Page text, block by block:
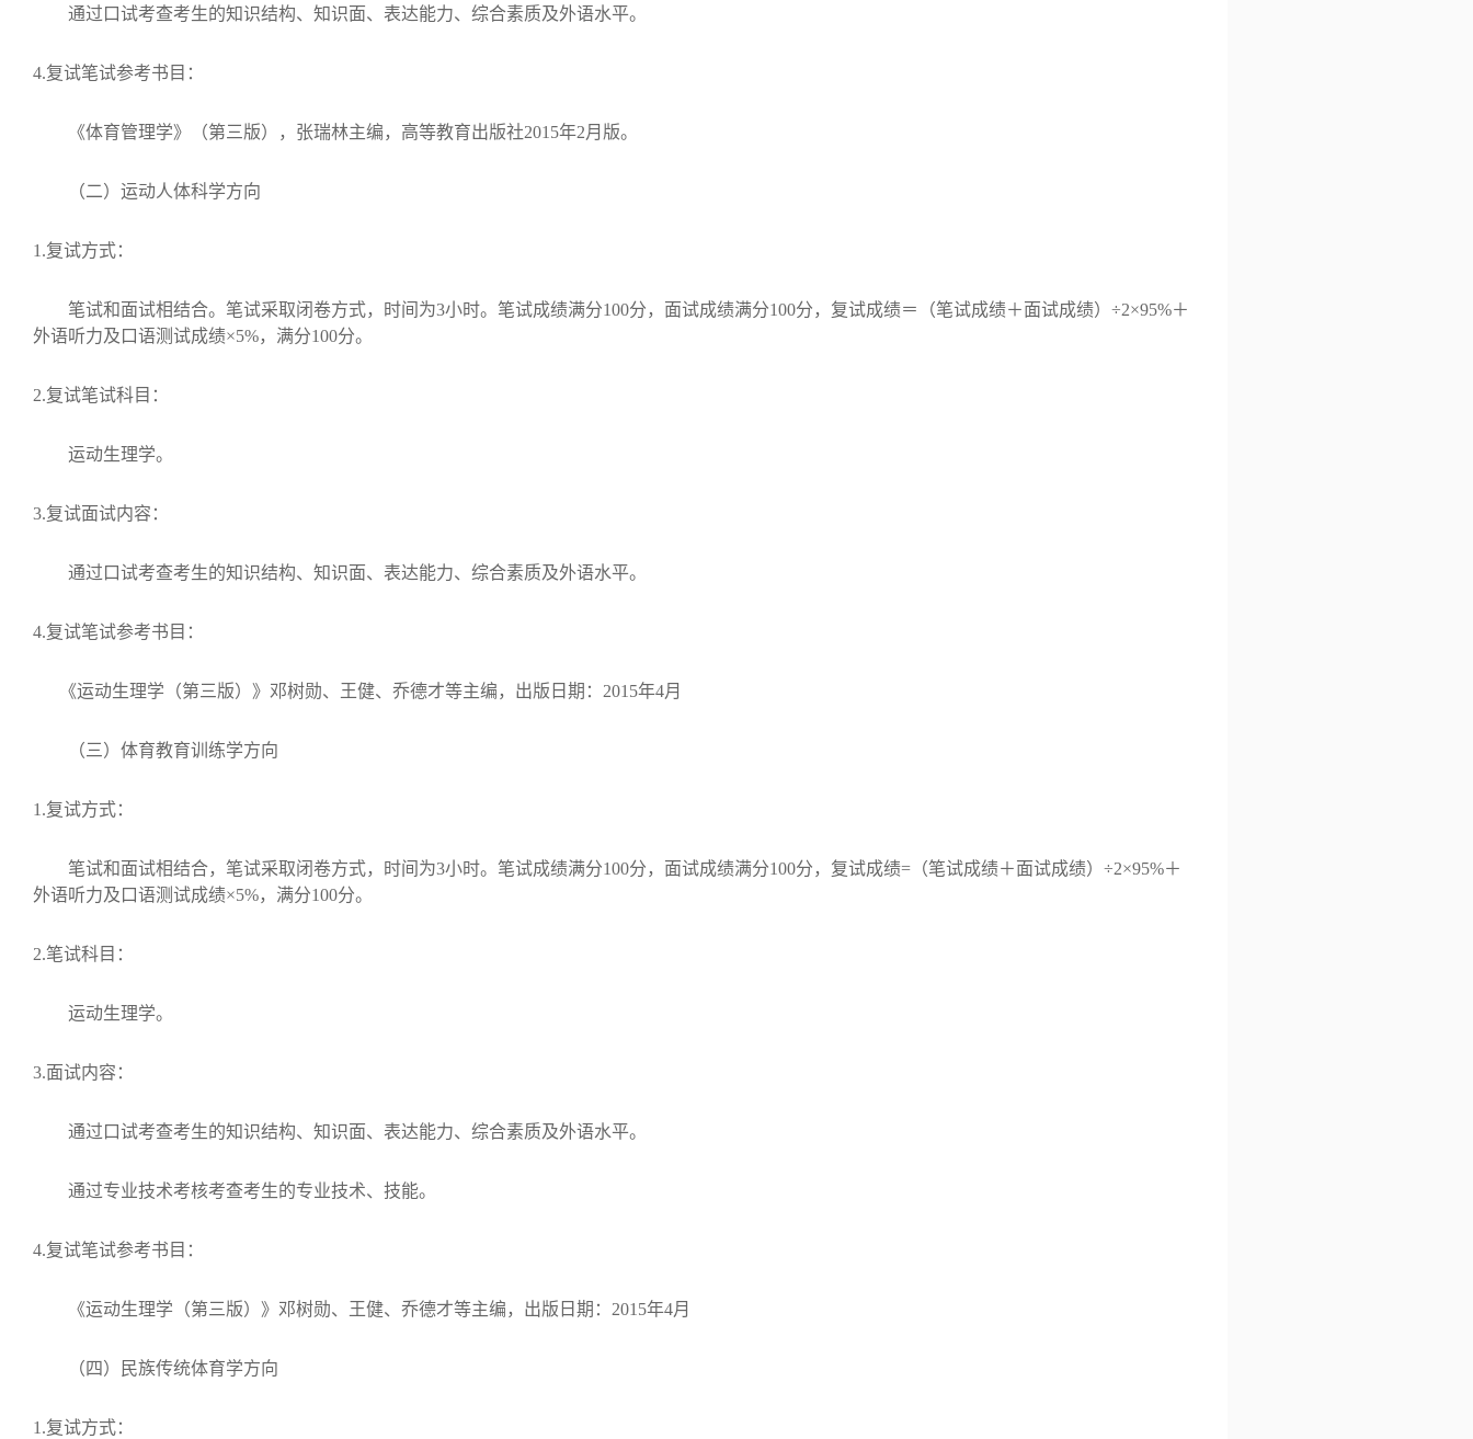
通过口试考查考生的知识结构、知识面、表达能力、综合素质及外语水平。
4.复试笔试参考书目：
《体育管理学》（第三版），张瑞林主编，高等教育出版社2015年2月版。
（二）运动人体科学方向
1.复试方式：
笔试和面试相结合。笔试采取闭卷方式，时间为3小时。笔试成绩满分100分，面试成绩满分100分，复试成绩＝（笔试成绩＋面试成绩）÷2×95%＋
外语听力及口语测试成绩×5%，满分100分。
2.复试笔试科目：
运动生理学。
3.复试面试内容：
通过口试考查考生的知识结构、知识面、表达能力、综合素质及外语水平。
4.复试笔试参考书目：
《运动生理学（第三版）》邓树勋、王健、乔德才等主编，出版日期： 2015年4月
（三）体育教育训练学方向
1.复试方式：
笔试和面试相结合，笔试采取闭卷方式，时间为3小时。笔试成绩满分100分，面试成绩满分100分，复试成绩= （笔试成绩＋面试成绩）÷2×95%＋
外语听力及口语测试成绩×5%，满分100分。
2.笔试科目：
运动生理学。
3.面试内容：
通过口试考查考生的知识结构、知识面、表达能力、综合素质及外语水平。
通过专业技术考核考查考生的专业技术、技能。
4.复试笔试参考书目：
《运动生理学（第三版）》邓树勋、王健、乔德才等主编，出版日期： 2015年4月
（四）民族传统体育学方向
1.复试方式：